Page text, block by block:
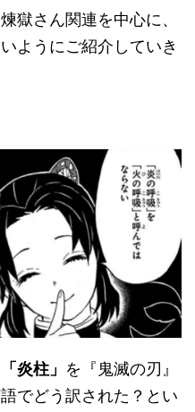
獄さん関連を中心に、
ようにご紹介していき
炎柱」 を『鬼滅の刃』
でどう訳された？とい